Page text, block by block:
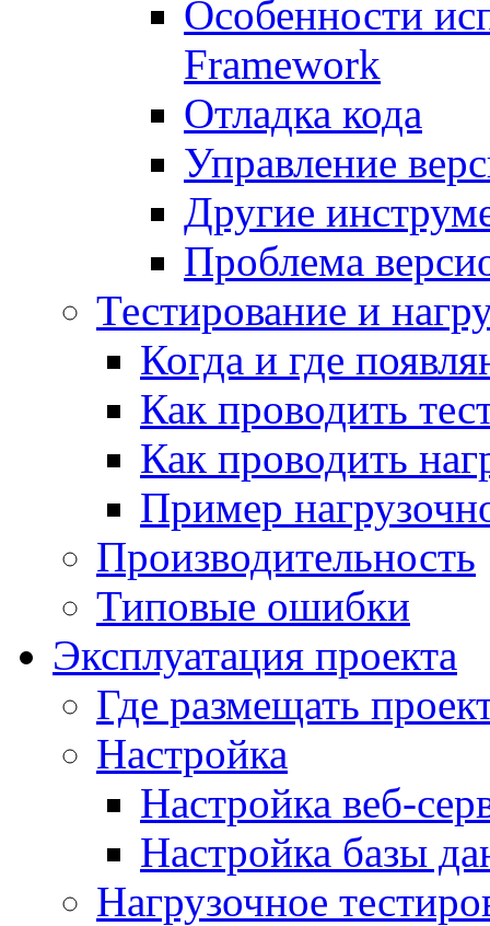
Особенности
Framework
Отладка кода
Управление
Другие
Проблема
Тестирование и
Когда и где
Как проводить
Как проводить
Пример
Производительность
Типовые ошибки
Эксплуатация проекта
Где размещать
Настройка
Настройка веб-
Настройка базы
Нагрузочное